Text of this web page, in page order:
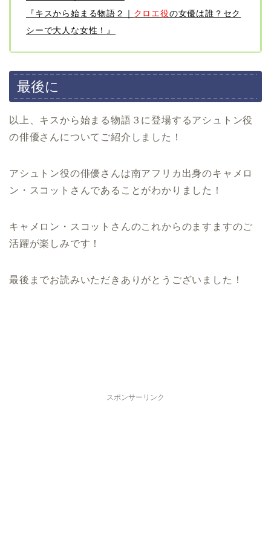
『キスから始まる物語２｜ クロエ役の女優は誰？セク
シーで大人な女性！』
最後に
以上、キスから始まる物語３に登場するアシュトン役
の俳優さんについてご紹介しました！
アシュトン役の俳優さんは南アフリカ出身のキャメロ
ン・スコットさんであることがわかりました！
キャメロン・スコットさんのこれからのますますのご
活躍が楽しみです！
最後までお読みいただきありがとうございました！
スポンサーリンク